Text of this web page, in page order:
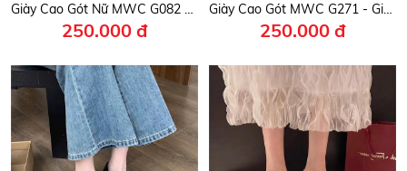
Giày Cao Gót Nữ MWC G082 - Sandal Nữ Quai Da Mềm Siêu Bền Đẹp, Sandal Đế Đúc Nguyên Khối Cao 8cm Trẻ Trung, Thanh Lịch, Thời Trang.
250.000 đ
Giày Cao Gót MWC G271 - Giày Cao Gót Dáng Basic, Mũi Vuông Phối Quai Nơ Nhỏ Xinh, Nữ Tính, Thanh Lịch, Thời Trang.
250.000 đ